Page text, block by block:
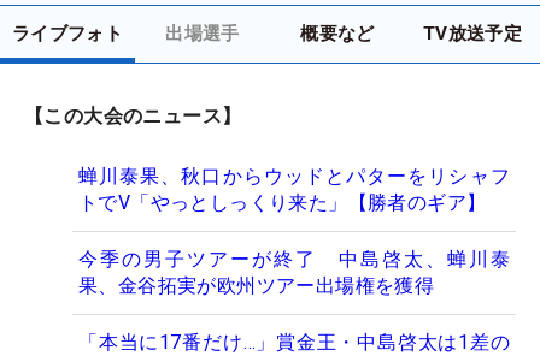
ライブフォト 出場選手 概要など TV放送予定
【この大会のニュース】
蝉川泰果、秋口からウッドとパターをリシャフ
トでV「やっとしっくり来た」【勝者のギア】
今季の男子ツアーが終了 中島啓太、蝉川泰
果、金谷拓実が欧州ツアー出場権を獲得
「本当に17番だけ…」賞金王・中島啓太は1差の